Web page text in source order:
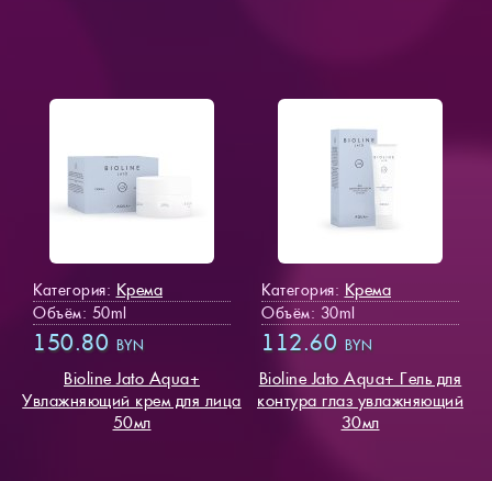
Категория: Крема
Объём: 50ml
150.80 BYN
Bioline Jato Aqua+
Увлажняющий крем для лица
50мл
Категория: Крема
Объём: 30ml
112.60 BYN
Bioline Jato Aqua+ Гель для
контура глаз увлажняющий
30мл